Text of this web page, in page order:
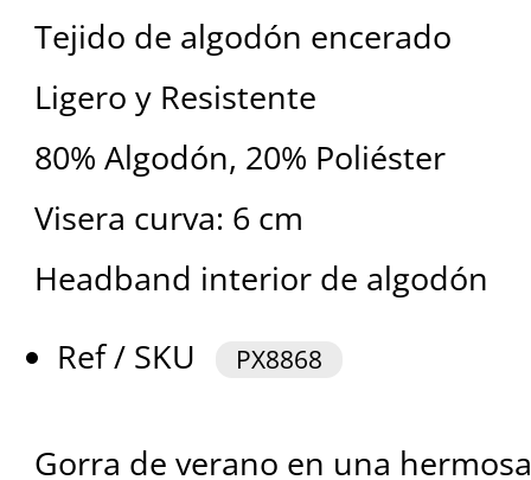
Tejido de algodón encerado
Ligero y Resistente
80% Algodón, 20% Poliéster
Visera curva: 6 cm
Headband interior de algodón
Ref / SKU
PX8868
Gorra de verano en una